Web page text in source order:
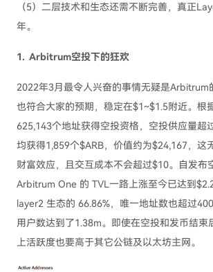
（5）二层技术和生态还需不断完善，真正
年。
1. Arbitrum空投下的狂欢
2022年3月最令人兴奋的事情无疑是Arbitrum
也符合大家的预期，稳定在$1~$1.5附近。根
625,143个地址获得空投资格，空投供应量超
均获得1,859个$ARB，价值约为$24,167，这
财富效应，且交互成本不会超过$10。自发布
Arbitrum One 的 TVL一路上涨至今已达到
layer2 生态的 66.86%，唯一地址数也超过
用户数达到了1.38m。即使在空投和发币结
上活跃度也要高于其它公链及以太坊主网。